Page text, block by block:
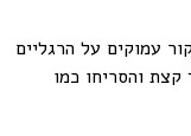
עמוקים על הרגליים
והסריחו כמו